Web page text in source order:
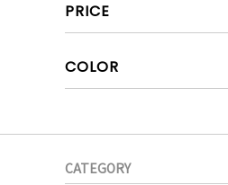
PRICE
COLOR
CATEGORY